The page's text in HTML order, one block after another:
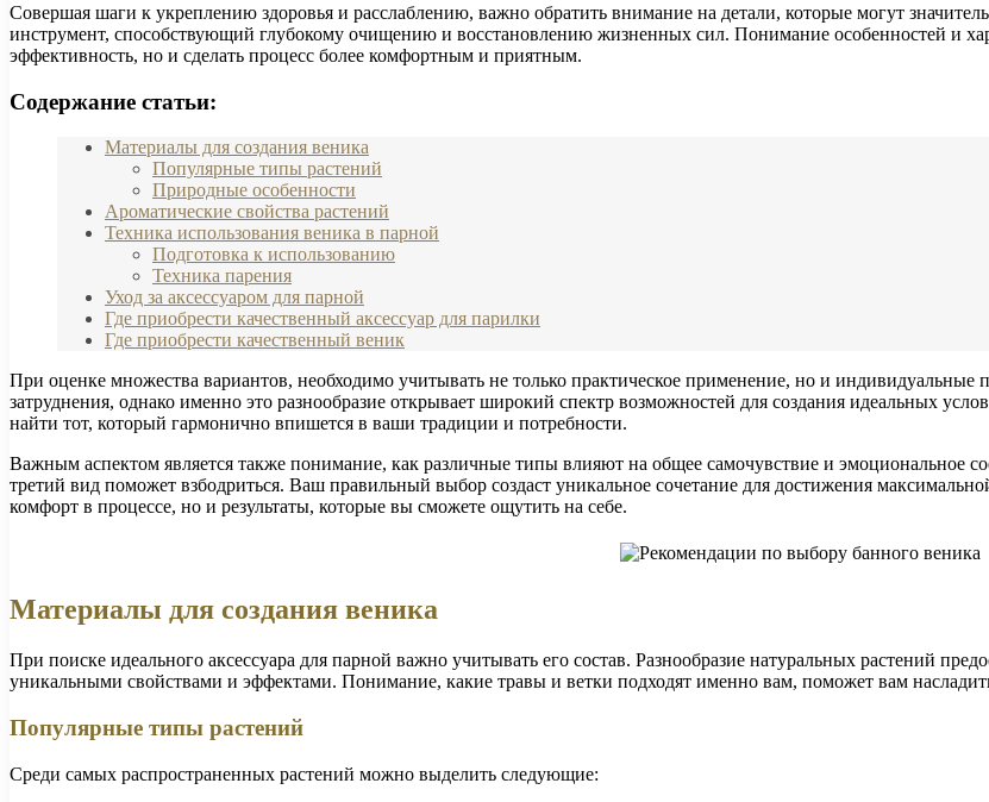
Совершая шаги к укреплению здоровья и расслаблению, важно обратить внимание на детали, которые могут
инструмент, способствующий глубокому очищению и восстановлению жизненных сил. Понимание особенностей и
эффективность, но и сделать процесс более комфортным и приятным.
Содержание статьи:
Материалы для создания веника
Популярные типы растений
Природные особенности
Ароматические свойства растений
Техника использования веника в парной
Подготовка к использованию
Техника парения
Уход за аксессуаром для парной
Где приобрести качественный аксессуар для парилки
Где приобрести качественный веник
При оценке множества вариантов, необходимо учитывать не только практическое применение, но и индивидуальные
затруднения, однако именно это разнообразие открывает широкий спектр возможностей для создания идеальных
найти тот, который гармонично впишется в ваши традиции и потребности.
Важным аспектом является также понимание, как различные типы влияют на общее самочувствие и эмоциональное
третий вид поможет взбодриться. Ваш правильный выбор создаст уникальное сочетание для достижения
комфорт в процессе, но и результаты, которые вы сможете ощутить на себе.
Материалы для создания веника
При поиске идеального аксессуара для парной важно учитывать его состав. Разнообразие натуральных растений
уникальными свойствами и эффектами. Понимание, какие травы и ветки подходят именно вам, поможет вам
Популярные типы растений
Среди самых распространенных растений можно выделить следующие: